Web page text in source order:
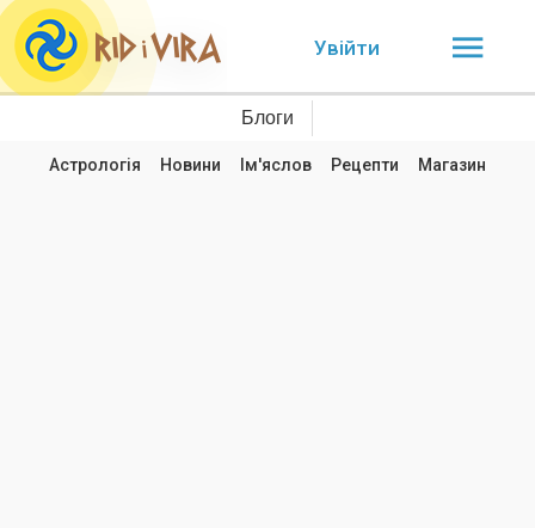
Увійти
Блоги
Астрологія Новини Ім'яслов Рецепти Магазин